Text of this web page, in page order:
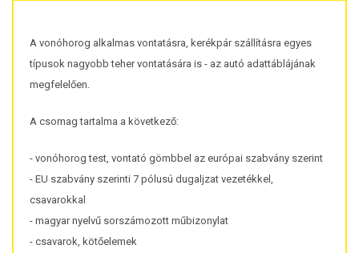
A vonóhorog alkalmas vontatásra, kerékpár szállításra egyes
típusok nagyobb teher vontatására is - az autó adattáblájának
megfelelően.
A csomag tartalma a következő:
- vonóhorog test, vontató gömbbel az európai szabvány szerint
- EU szabvány szerinti 7 pólusú dugaljzat vezetékkel,
csavarokkal
- magyar nyelvű sorszámozott műbizonylat
- csavarok, kötőelemek